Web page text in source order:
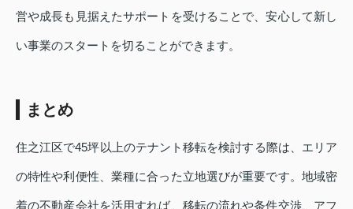
営や成長も見据えたサポートを受けることで、安心して新し
い事業のスタートを切ることができます。
まとめ
住之江区で45坪以上のテナント移転を検討する際は、エリア
の特性や利便性、業種に合った立地選びが重要です。地域密
着の不動産会社を活用すれば、移転の流れや条件交渉、アフ